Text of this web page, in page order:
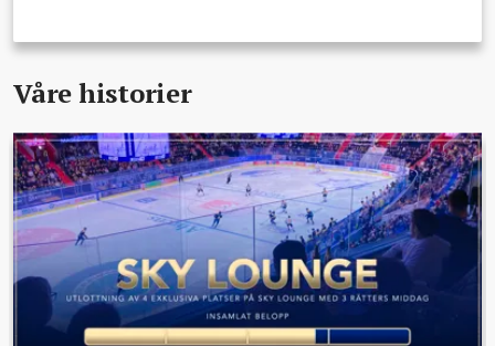
Våre historier